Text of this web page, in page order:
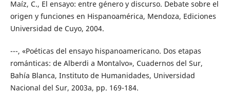
Maíz, C., El ensayo: entre género y discurso. Debate sobre el
origen y funciones en Hispanoamérica, Mendoza, Ediciones
Universidad de Cuyo, 2004.
---, «Poéticas del ensayo hispanoamericano. Dos etapas
románticas: de Alberdi a Montalvo», Cuadernos del Sur,
Bahía Blanca, Instituto de Humanidades, Universidad
Nacional del Sur, 2003a, pp. 169-184.